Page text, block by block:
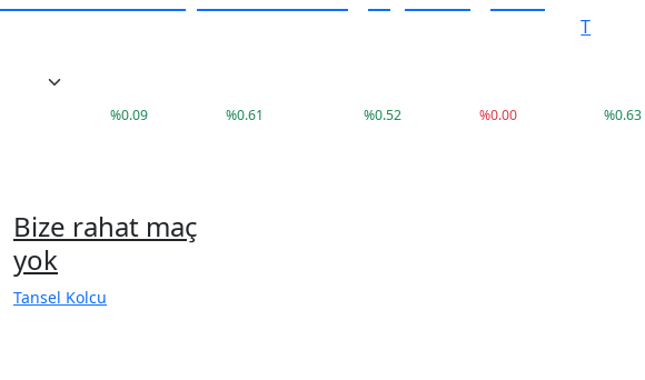
T
%0.09 %0.61 %0.52 %0.00 %0.63
Bize rahat maç
yok
Tansel Kolcu